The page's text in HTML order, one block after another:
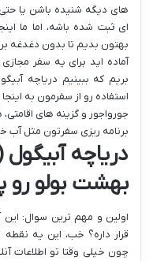
های دیگه شنیده باشن یا
ای ثبت شده باشه، اما ما
بهتون بدیم تا بدون دغدغه
آماده اید برای یه سفر
بریم که ببینیم دریاچه
استفاده رو از سفرمون به
جورواجور و گزینه های
برنامه ریزی سفرتون مثل آب
دریاچه
بهشت بولو رو
اولین و مهم ترین سوال: این
قرار داره؟ خب، این یه
چون خیلی وقتا تو اطلاعات